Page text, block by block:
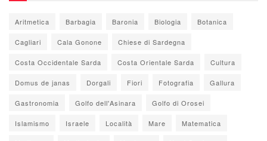
Aritmetica Barbagia Baronia Biologia Botanica
Cagliari Cala Gonone Chiese di Sardegna
Costa Occidentale Sarda Costa Orientale Sarda Cultura
Domus de janas Dorgali Fiori Fotografia Gallura
Gastronomia Golfo dell'Asinara Golfo di Orosei
Islamismo Israele Località Mare Matematica